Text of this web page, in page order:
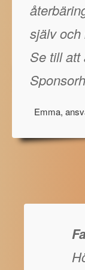
själv och
Se till att
Emma,